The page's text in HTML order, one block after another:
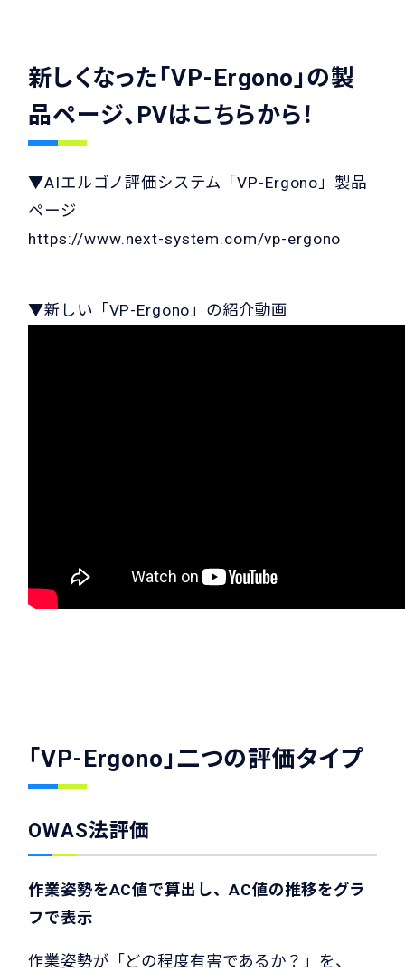
新しくなった「VP-Ergono」の製
品ページ、PVはこちらから！
▼AIエルゴノ評価システム「VP-Ergono」製品
ページ
https://www.next-system.com/vp-ergono
▼新しい「VP-Ergono」の紹介動画
「VP-Ergono」二つの評価タイプ
OWAS法評価
作業姿勢をAC値で算出し、AC値の推移をグラ
フで表示
作業姿勢が「どの程度有害であるか？」を、